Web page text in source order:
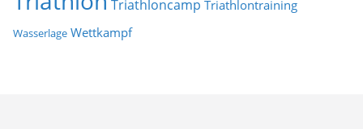
Triathloncamp Triathlontraining
Wasserlage Wettkampf